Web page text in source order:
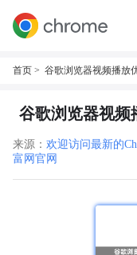
首页 > 谷歌浏览器视频播放
谷歌浏览器视频
来源： 欢迎访问最新的
富网官网